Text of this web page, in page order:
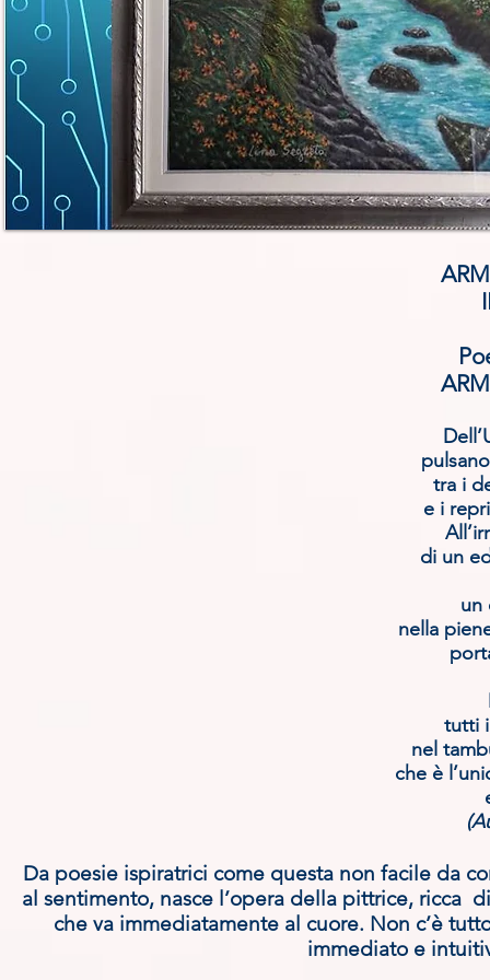
tra i
e i
di un
un
nella
tutti
nel
che è
Da poesie ispiratrici come questa non facile da
al sentimento, nasce l’opera della pittrice, ricca
che va immediatamente al cuore. Non c’è
immediato e